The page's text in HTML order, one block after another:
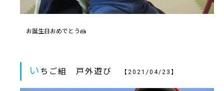
お誕生日おめでとう🍰
い ちご組 戸外遊び 【2021/04/23】